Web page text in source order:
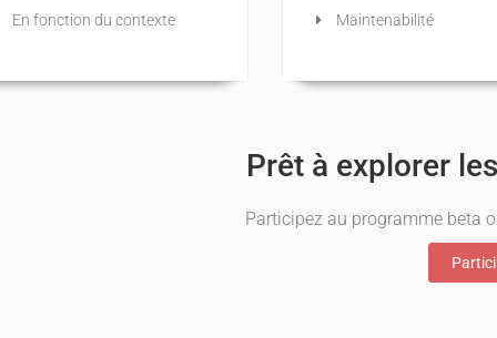
En fonction du contexte
Maintenabilité
Prêt à explorer
Participez au programme beta